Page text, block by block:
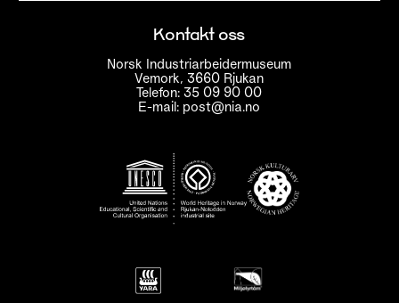
Kontakt oss
Norsk Industriarbeidermuseum
Vemork, 3660 Rjukan
Telefon: 35 09 90 00
E-mail: post@nia.no